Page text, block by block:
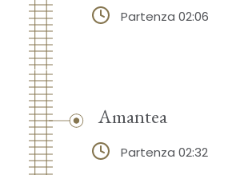
Partenza 02:06
Amantea
Partenza 02:32